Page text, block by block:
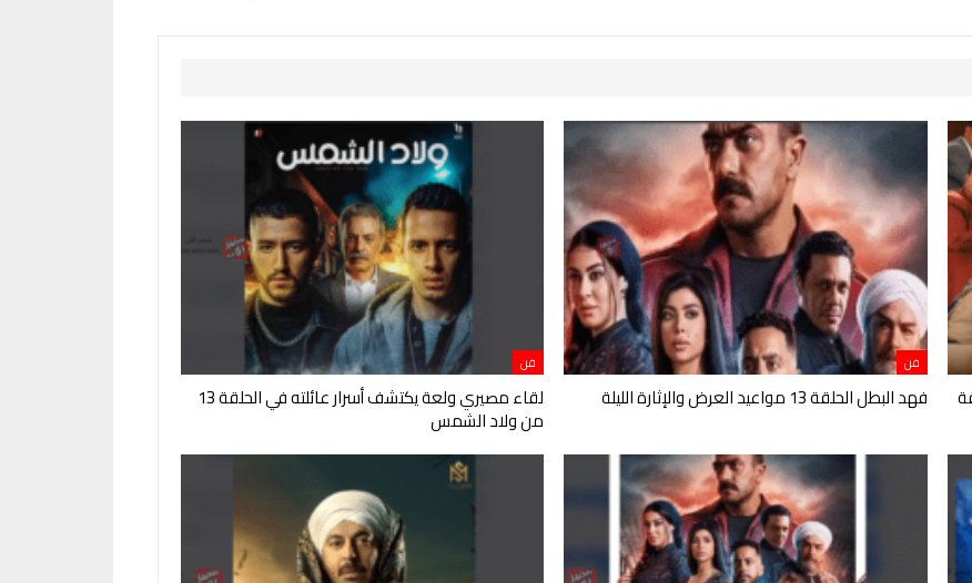
فن
فهد البطل الحلقة 13 مواعيد العرض والإثارة الليلة
فن
لقاء مصيري ولعة يكتشف أسرار عائلته في الحلقة 13
من ولاد الشمس